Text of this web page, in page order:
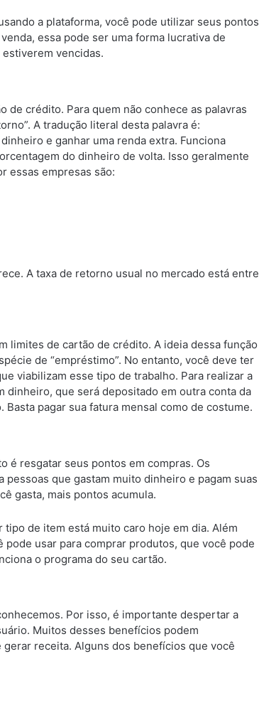
a plataforma, você pode utilizar seus pontos
essa pode ser uma forma lucrativa de
vencidas.
de crédito. Para quem não conhece as palavras
A tradução literal desta palavra é:
e ganhar uma renda extra. Funciona
do dinheiro de volta. Isso geralmente
essas empresas são:
A taxa de retorno usual no mercado está entre
limites de cartão de crédito. A ideia dessa função
de “empréstimo”. No entanto, você deve ter
viabilizam esse tipo de trabalho. Para realizar a
que será depositado em outra conta da
pagar sua fatura mensal como de costume.
é resgatar seus pontos em compras. Os
que gastam muito dinheiro e pagam suas
gasta, mais pontos acumula.
de item está muito caro hoje em dia. Além
usar para comprar produtos, que você pode
o programa do seu cartão.
Por isso, é importante despertar a
Muitos desses benefícios podem
receita. Alguns dos benefícios que você